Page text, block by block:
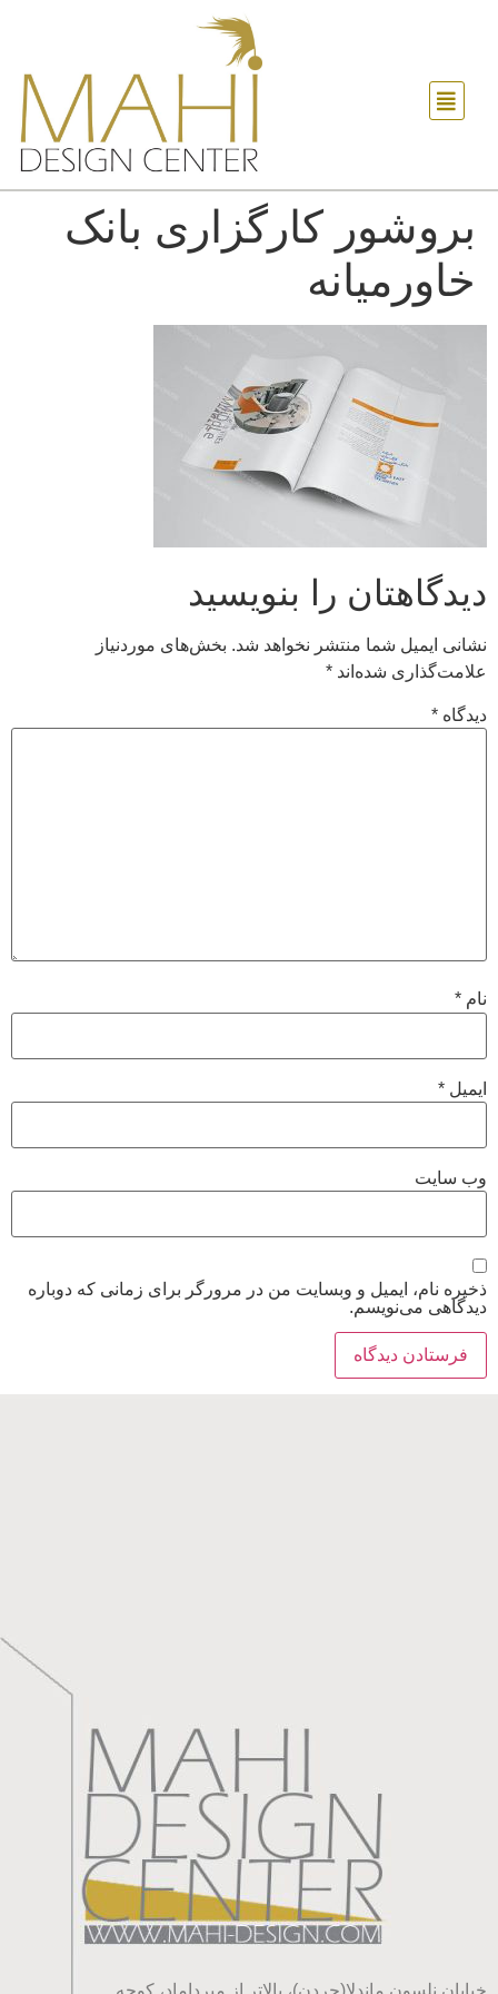
بروشور کارگزاری بانک
خاورمیانه
دیدگاهتان را بنویسید
نشانی ایمیل شما منتشر نخواهد شد. بخش‌های موردنیاز
علامت‌گذاری شده‌اند *
دیدگاه *
نام *
ایمیل *
وب‌ سایت
ذخیره نام، ایمیل و وبسایت من در مرورگر برای زمانی که دوباره
دیدگاهی می‌نویسم.
خیابان نلسون ماندلا(جردن)، بالاتر از میرداماد، کوچه